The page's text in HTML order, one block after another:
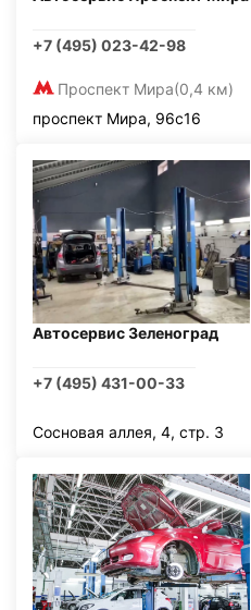
+7 (495) 023-42-98
Проспект Мира(0,4 км)
проспект Мира, 96с16
Автосервис Зеленоград
+7 (495) 431-00-33
Сосновая аллея, 4, стр. 3